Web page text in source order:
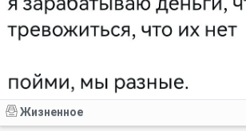
Жизненное